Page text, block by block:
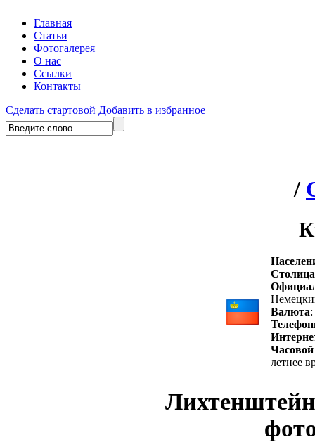
Главная
Статьи
Фотогалерея
О нас
Ссылки
Контакты
Сделать стартовой Добавить в избранное
/
Столица
Валюта
Часовой
летнее